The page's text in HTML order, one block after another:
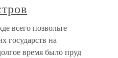
всего позвольте
государств на
время было пруд